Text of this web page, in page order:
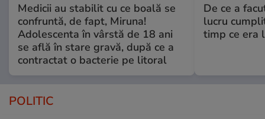
Medicii au stabilit cu ce boală se
confruntă, de fapt, Miruna!
Adolescenta în vârstă de 18 ani
se află în stare gravă, după ce a
contractat o bacterie pe litoral
De ce a
lucru
timp ce era
POLITIC